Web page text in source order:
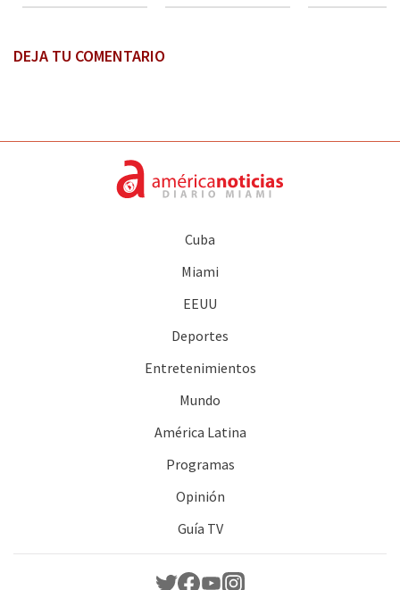
DEJA TU COMENTARIO
Cuba
Miami
EEUU
Deportes
Entretenimientos
Mundo
América Latina
Programas
Opinión
Guía TV